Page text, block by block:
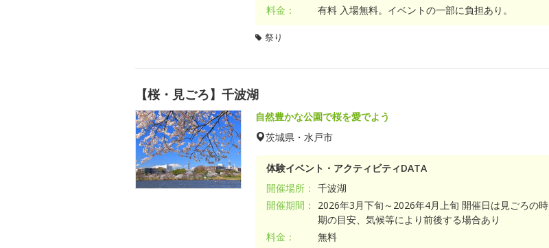
料金：
有料 入場無料。イベントの一部に負担あり。
祭り
【桜・見ごろ】千波湖
自然豊かな公園で桜を愛でよう
茨城県・水戸市
体験イベント・アクティビティDATA
開催場所： 千波湖
開催期間：
2026年3月下旬～2026年4月上旬 開催日は見ごろの時
期の目安、気候等により前後する場合あり
料金：
無料